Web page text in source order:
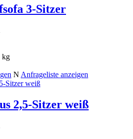
3-Sitzer
kg
N Anfrageliste anzeigen
2,5-Sitzer weiß